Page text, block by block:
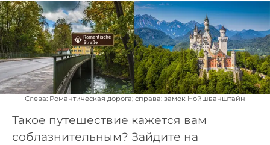
Слева: Романтическая дорога; справа: замок Нойшванштайн
Такое путешествие кажется вам
соблазнительным? Зайдите на